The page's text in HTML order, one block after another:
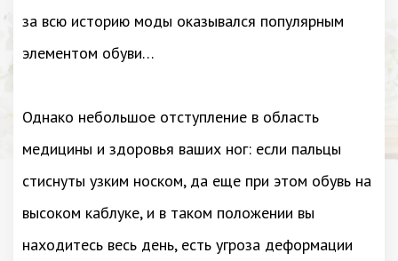
за всю историю моды оказывался популярным
элементом обуви…
Однако небольшое отступление в область
медицины и здоровья ваших ног: если пальцы
стиснуты узким носком, да еще при этом обувь на
высоком каблуке, и в таком положении вы
находитесь весь день, есть угроза деформации